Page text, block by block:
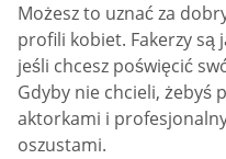
Możesz to uznać za
profili kobiet. Fakerzy są
jeśli chcesz poświęcić
Gdyby nie chcieli, żebyś
aktorkami i
oszustami.